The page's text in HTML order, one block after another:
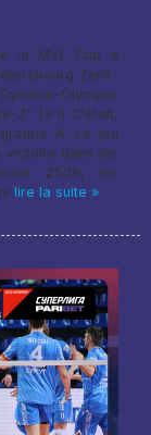
la MVL Cup à
Zenit-
Olympus
2" (3:1) C'était,
A. Le jeu
victoire dans les
25:19, les
lire la suite »